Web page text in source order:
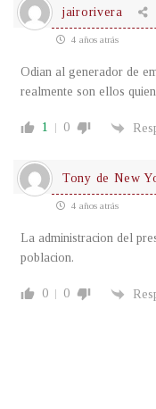
jairorivera
4 años atrás
Odian al generador de
realmente son ellos
1 0
Tony de New
4 años atrás
La administracion del
poblacion.
0 0